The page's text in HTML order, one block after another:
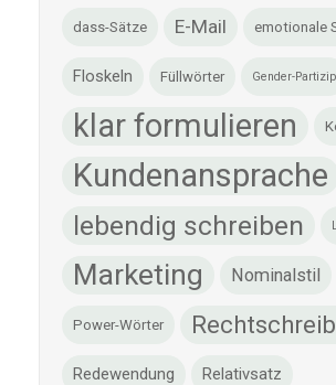
dass-Sätze E-Mail emotionale
Floskeln Füllwörter Gender-Partizip
klar formulieren
Kundenansprache
lebendig schreiben
Marketing Nominalstil
Power-Wörter
Redewendung Relativsatz